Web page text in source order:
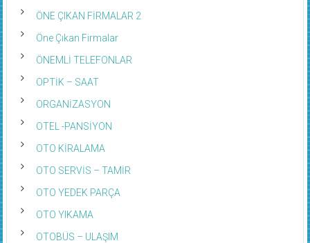
ÖNE ÇIKAN FİRMALAR 2
Öne Çıkan Firmalar
ÖNEMLİ TELEFONLAR
OPTİK – SAAT
ORGANİZASYON
OTEL -PANSİYON
OTO KİRALAMA
OTO SERVİS – TAMİR
OTO YEDEK PARÇA
OTO YIKAMA
OTOBÜS – ULAŞIM